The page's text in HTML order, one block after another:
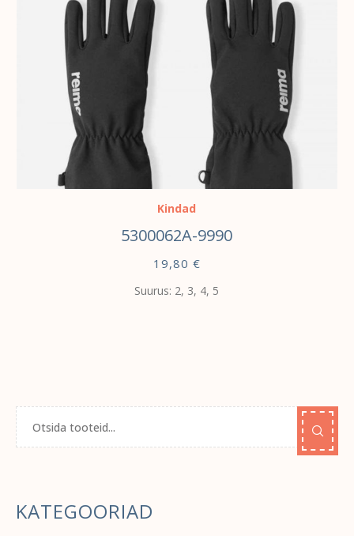
Kindad
5300062A-9990
19,80 €
Suurus: 2, 3, 4, 5
KATEGOORIAD